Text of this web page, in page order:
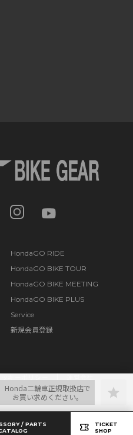
/ PARTS
TICKET
SHOP
Honda二輪車正規取扱店で
お買い求めください。
HondaGO RIDE
HondaGO BIKE TOUR
HondaGO BIKE MEETING
HondaGO BIKE PLUS
Service
新規会員登録
Rights Reserved.